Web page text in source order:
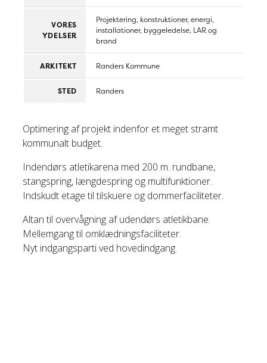
VORES
YDELSER
Projektering, konstruktioner, energi,
installationer, byggeledelse, LAR og
brand
ARKITEKT Randers Kommune
STED Randers
Optimering af projekt indenfor et meget stramt
kommunalt budget.
Indendørs atletikarena med 200 m. rundbane,
stangspring, længdespring og multifunktioner.
Indskudt etage til tilskuere og dommerfaciliteter.
Altan til overvågning af udendørs atletikbane.
Mellemgang til omklædningsfaciliteter.
Nyt indgangsparti ved hovedindgang.